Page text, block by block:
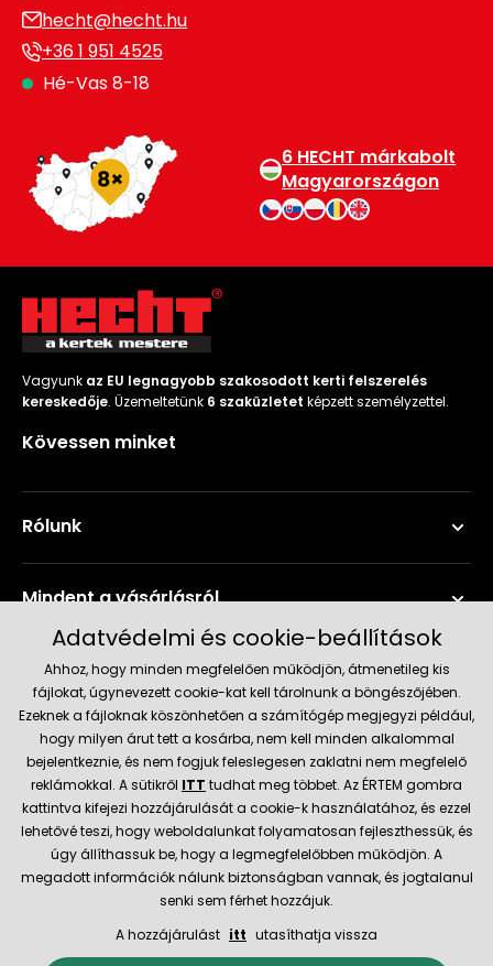
hecht@hecht.hu
+36 1 951 4525
Hé-Vas 8-18
6 HECHT márkabolt
Magyarországon
Vagyunk az EU legnagyobb szakosodott kerti felszerelés
kereskedője. Üzemeltetünk 6 szaküzletet képzett személyzettel.
Kövessen minket
Rólunk
Mindent a vásárlásról
Szerviz és támogatás
Aktuális információk
Szállítás és fizetési módok
Megbízható kereskedő
Adatvédelmi és cookie-beállítások
Ahhoz, hogy minden megfelelően működjön, átmenetileg kis
fájlokat, úgynevezett cookie-kat kell tárolnunk a böngészőjében.
Ezeknek a fájloknak köszönhetően a számítógép megjegyzi például,
hogy milyen árut tett a kosárba, nem kell minden alkalommal
bejelentkeznie, és nem fogjuk feleslegesen zaklatni nem megfelelő
reklámokkal. A sütikről ITT tudhat meg többet. Az ÉRTEM gombra
kattintva kifejezi hozzájárulását a cookie-k használatához, és ezzel
lehetővé teszi, hogy weboldalunkat folyamatosan fejleszthessük, és
úgy állíthassuk be, hogy a legmegfelelőbben működjön. A
megadott információk nálunk biztonságban vannak, és jogtalanul
senki sem férhet hozzájuk.
A hozzájárulást itt utasíthatja vissza